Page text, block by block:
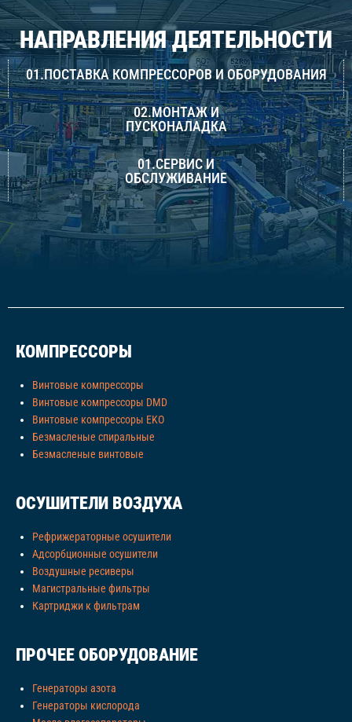
НАПРАВЛЕНИЯ ДЕЯТЕЛЬНОСТИ
01.ПОСТАВКА КОМПРЕССОРОВ И ОБОРУДОВАНИЯ
02.МОНТАЖ И
ПУСКОНАЛАДКА
01.СЕРВИС И
ОБСЛУЖИВАНИЕ
КОМПРЕССОРЫ
Винтовые компрессоры
Винтовые компрессоры DMD
Винтовые компрессоры EKO
Безмасленые спиральные
Безмасленые винтовые
ОСУШИТЕЛИ ВОЗДУХА
Рефрижераторные осушители
Адсорбционные осушители
Воздушные ресиверы
Магистральные фильтры
Картриджи к фильтрам
ПРОЧЕЕ ОБОРУДОВАНИЕ
Генераторы азота
Генераторы кислорода